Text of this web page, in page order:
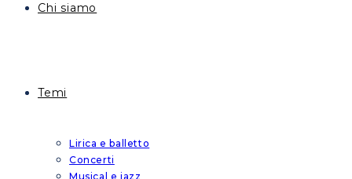
Chi siamo
Temi
Lirica e balletto
Concerti
Musical e jazz